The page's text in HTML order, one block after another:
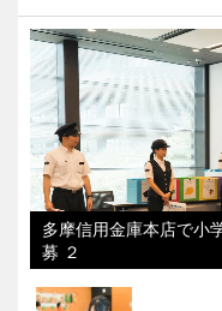
多摩信用金庫本店で
募 ２